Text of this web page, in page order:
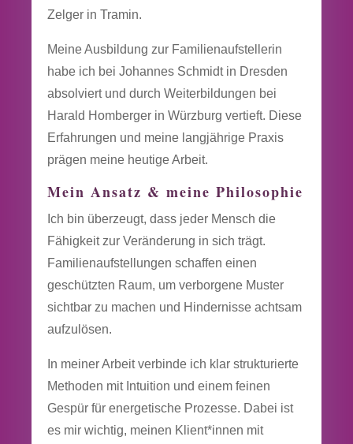
Zelger in Tramin.
Meine Ausbildung zur Familienaufstellerin
habe ich bei Johannes Schmidt in Dresden
absolviert und durch Weiterbildungen bei
Harald Homberger in Würzburg vertieft. Diese
Erfahrungen und meine langjährige Praxis
prägen meine heutige Arbeit.
Mein Ansatz & meine Philosophie
Ich bin überzeugt, dass jeder Mensch die
Fähigkeit zur Veränderung in sich trägt.
Familienaufstellungen schaffen einen
geschützten Raum, um verborgene Muster
sichtbar zu machen und Hindernisse achtsam
aufzulösen.
In meiner Arbeit verbinde ich klar strukturierte
Methoden mit Intuition und einem feinen
Gespür für energetische Prozesse. Dabei ist
es mir wichtig, meinen Klient*innen mit